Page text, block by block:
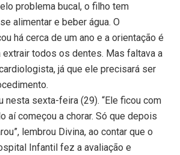
problema bucal, o filho tem
alimentar e beber água. O
há cerca de um ano e a orientação é
todos os dentes. Mas faltava a
já que ele precisará ser
nesta sexta-feira (29). “Ele ficou com
aí começou a chorar. Só que depois
lembrou Divina, ao contar que o
Infantil fez a avaliação e